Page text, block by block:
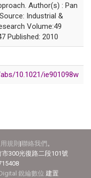
Author(s) : Pan
Industrial &
Volume:49
Published: 2010
10.1021/ie901098w
規則 |聯絡我們 。
300光復路二段101號
銳綸數位 建置